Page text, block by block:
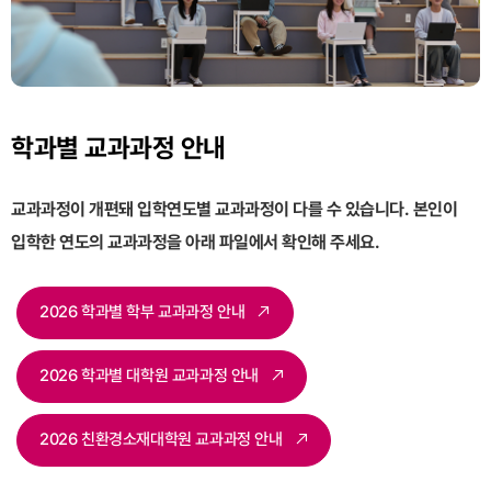
학과별 교과과정 안내
교과과정이 개편돼 입학연도별 교과과정이 다를 수 있습니다. 본인이
입학한 연도의 교과과정을 아래 파일에서 확인해 주세요.
2026 학과별 학부 교과과정 안내
2026 학과별 대학원 교과과정 안내
2026 친환경소재대학원 교과과정 안내